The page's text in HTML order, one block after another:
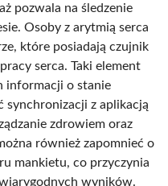
pozwala na śledzenie
Osoby z arytmią serca
które posiadają czujnik
serca. Taki element
informacji o stanie
z aplikacją
zdrowiem oraz
również zapomnieć o
mankietu, co przyczynia
wyników.